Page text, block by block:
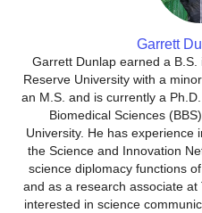
Garrett
Garrett Dunlap earned a
Reserve University with a
an M.S. and is currently a
Biomedical Sciences
University. He has experience
the Science and Innovation
science diplomacy functions
and as a research associate
interested in science